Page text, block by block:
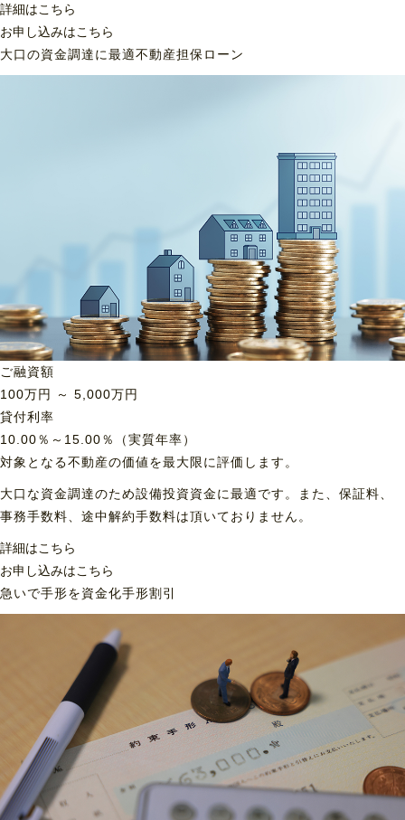
詳細はこちら
お申し込みはこちら
大口の資金調達に最適不動産担保ローン
ご融資額
100万円 ～ 5,000万円
貸付利率
10.00％～15.00％（実質年率）
対象となる不動産の価値を最大限に評価します。
大口な資金調達のため設備投資資金に最適です。また、保証料、
事務手数料、途中解約手数料は頂いておりません。
詳細はこちら
お申し込みはこちら
急いで手形を資金化手形割引